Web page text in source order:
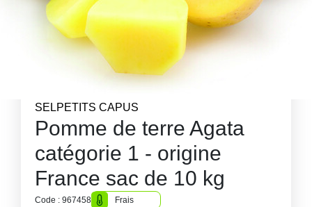
SELPETITS CAPUS
Pomme de terre Agata
catégorie 1 - origine
France sac de 10 kg
Code : 967458
Frais